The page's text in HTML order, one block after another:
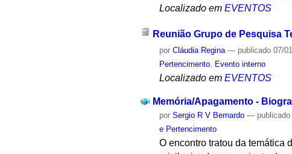
Localizado em EVENTOS
Reunião Grupo de Pesquisa
porCláudia Regina — publicado 07/
Pertencimento
Evento interno
Localizado em EVENTOS
Memória/Apagamento -
porSergio R V Bernardo — publicado
e Pertencimento
O encontro tratou da temática